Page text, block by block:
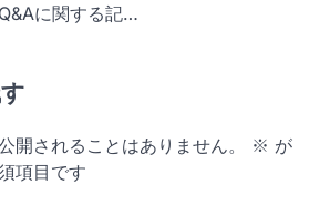
に関する記…
開されることはありません。 ※ が
項目です